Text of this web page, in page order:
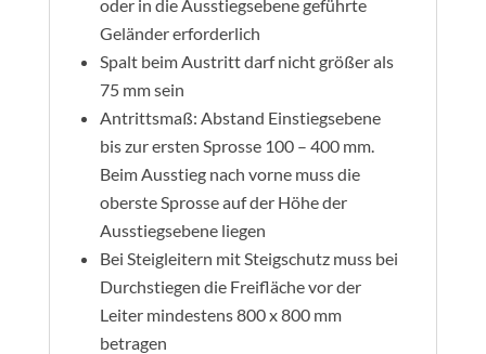
oder in die Ausstiegsebene geführte
Geländer erforderlich
Spalt beim Austritt darf nicht größer als
75 mm sein
Antrittsmaß: Abstand Einstiegsebene
bis zur ersten Sprosse 100 – 400 mm.
Beim Ausstieg nach vorne muss die
oberste Sprosse auf der Höhe der
Ausstiegsebene liegen
Bei Steigleitern mit Steigschutz muss bei
Durchstiegen die Freifläche vor der
Leiter mindestens 800 x 800 mm
betragen